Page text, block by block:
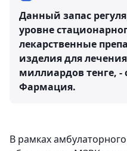
Данный запас
уровне
лекарственные
изделия для
миллиардов тенге,
Фармация.
В рамках